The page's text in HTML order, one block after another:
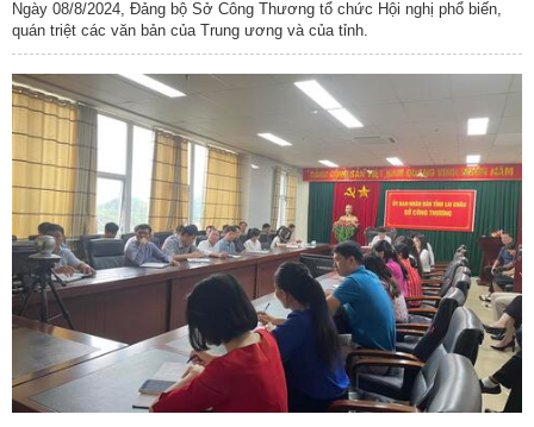
Ngày 08/8/2024, Đảng bộ Sở Công Thương tổ chức Hội nghị phổ biến,
quán triệt các văn bản của Trung ương và của tỉnh.